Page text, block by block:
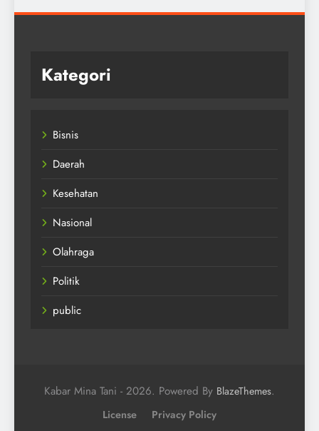
Kategori
Bisnis
Daerah
Kesehatan
Nasional
Olahraga
Politik
public
Kabar Mina Tani - 2026. Powered By BlazeThemes.
License Privacy Policy